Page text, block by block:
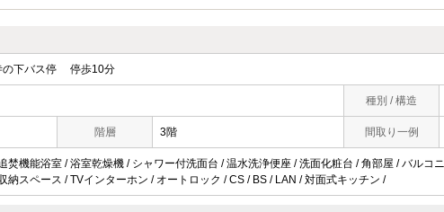
下バス停 停歩10分
種別 / 構造
階層 3階 間取り一例
焚機能浴室 / 浴室乾燥機 / シャワー付洗面台 / 温水洗浄便座 / 洗面化粧台 / 角部屋 / バルコ
納スペース / TVインターホン / オートロック / CS / BS / LAN / 対面式キッチン /